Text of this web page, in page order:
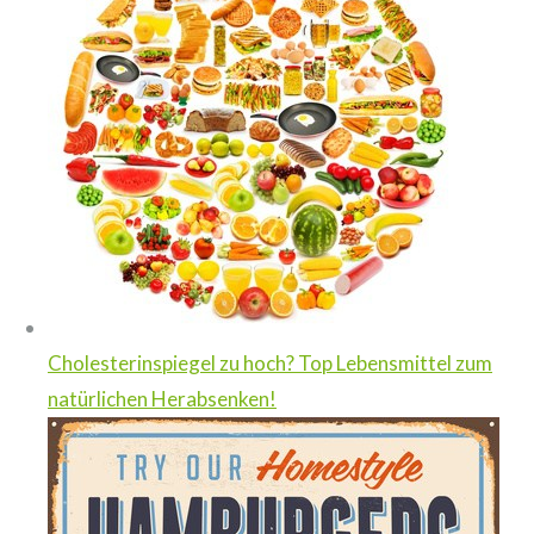
Cholesterinspiegel zu hoch? Top Lebensmittel zum
natürlichen Herabsenken!